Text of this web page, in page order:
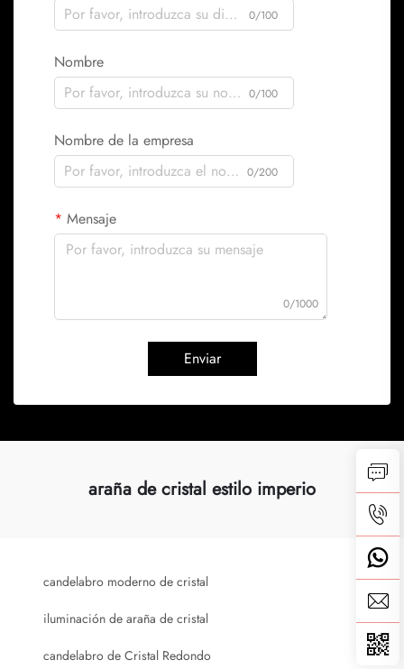
0/100
Nombre
0/100
Nombre de la empresa
0/200
Mensaje
0/1000
Enviar
araña de cristal estilo imperio
candelabro moderno de cristal
iluminación de araña de cristal
candelabro de Cristal Redondo